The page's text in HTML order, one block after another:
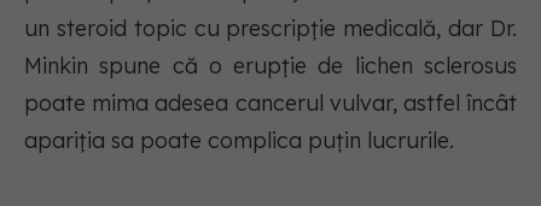
un steroid topic cu prescripție medicală, dar Dr.
Minkin spune că o erupție de lichen sclerosus
poate mima adesea cancerul vulvar, astfel încât
apariția sa poate complica puțin lucrurile.